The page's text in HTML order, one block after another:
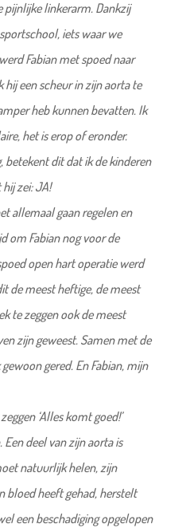
pijnlijke linkerarm. Dankzij
iets waar we
Fabian met spoed naar
hij een scheur in zijn aorta te
heb kunnen bevatten. Ik
het is erop of eronder.
betekent dit dat ik de kinderen
zei: JA!
allemaal gaan regelen en
om Fabian nog voor de
open hart operatie werd
de meest heftige, de meest
te zeggen ook de meest
zijn geweest. Samen met de
gered. En Fabian, mijn
‘Alles komt goed!’
deel van zijn aorta is
natuurlijk helen, zijn
bloed heeft gehad, herstelt
een beschadiging opgelopen